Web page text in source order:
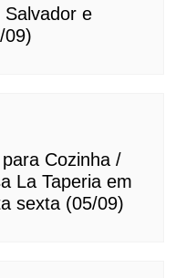
e
09)
Cozinha /
La Taperia em
sexta (05/09)